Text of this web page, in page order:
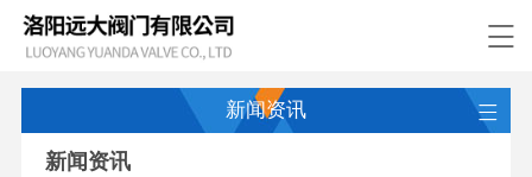
新闻资讯
新闻资讯